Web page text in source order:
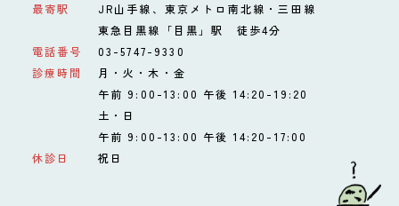
最寄駅
JR山手線、東京メトロ南北線・三田線
東急目黒線「目黒」駅 徒歩4分
電話番号
03-5747-9330
診療時間
月・火・木・金
午前 9:00-13:00 午後 14:20-19:20
土・日
午前 9:00-13:00 午後 14:20-17:00
休診日
祝日